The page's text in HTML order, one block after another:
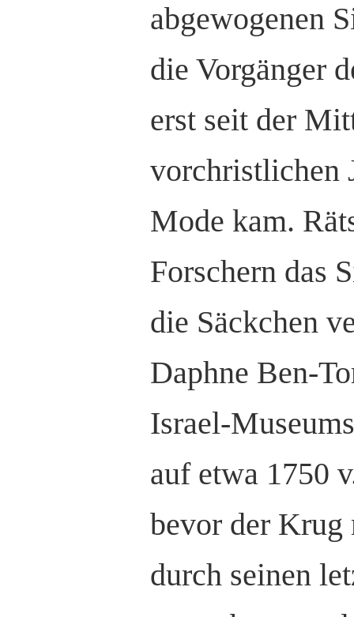
abgewogenen
die Vorgänger
erst seit der
vorchristlichen
Mode kam.
Forschern das
die Säckchen
Daphne Ben-
Israel-
auf etwa 1750
bevor der Krug
durch seinen